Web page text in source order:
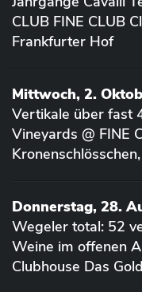
CLUB FINE CLUB
Frankfurter Hof
Mittwoch, 2.
Vertikale über fast
Vineyards @ FINE
Donnerstag, 28.
Wegeler total: 52
Weine im offenen
Clubhouse Das